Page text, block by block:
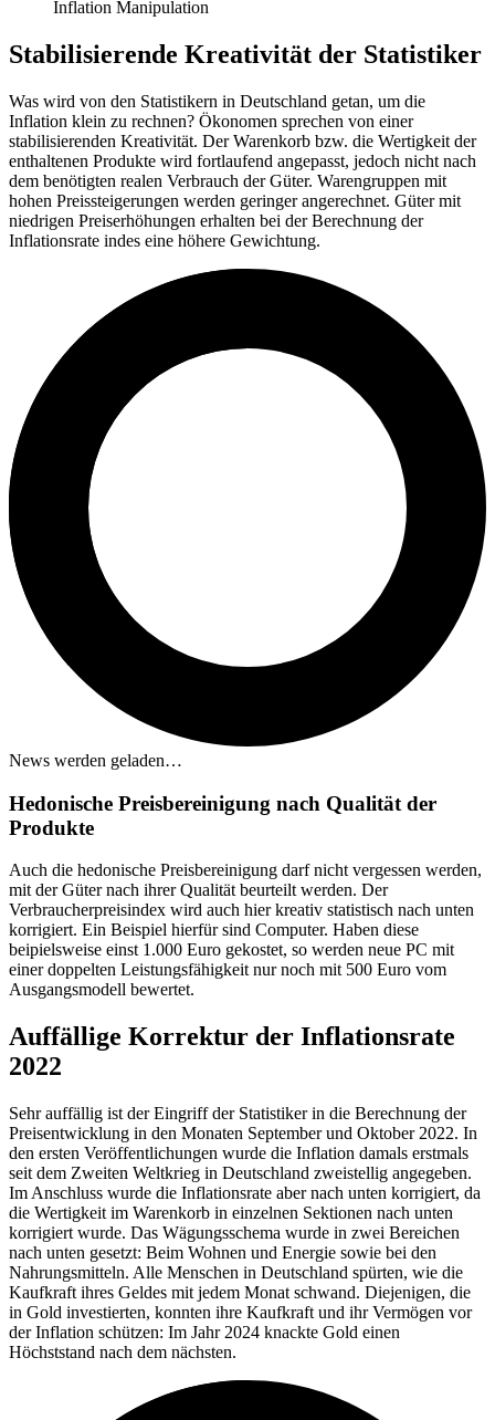
Inflation Manipulation
Stabilisierende Kreativität der Statistiker
Was wird von den Statistikern in Deutschland getan, um die
Inflation klein zu rechnen? Ökonomen sprechen von einer
stabilisierenden Kreativität. Der Warenkorb bzw. die Wertigkeit der
enthaltenen Produkte wird fortlaufend angepasst, jedoch nicht nach
dem benötigten realen Verbrauch der Güter. Warengruppen mit
hohen Preissteigerungen werden geringer angerechnet. Güter mit
niedrigen Preiserhöhungen erhalten bei der Berechnung der
Inflationsrate indes eine höhere Gewichtung.
News werden geladen…
Hedonische Preisbereinigung nach Qualität der
Produkte
Auch die hedonische Preisbereinigung darf nicht vergessen werden,
mit der Güter nach ihrer Qualität beurteilt werden. Der
Verbraucherpreisindex wird auch hier kreativ statistisch nach unten
korrigiert. Ein Beispiel hierfür sind Computer. Haben diese
beipielsweise einst 1.000 Euro gekostet, so werden neue PC mit
einer doppelten Leistungsfähigkeit nur noch mit 500 Euro vom
Ausgangsmodell bewertet.
Auffällige Korrektur der Inflationsrate
2022
Sehr auffällig ist der Eingriff der Statistiker in die Berechnung der
Preisentwicklung in den Monaten September und Oktober 2022. In
den ersten Veröffentlichungen wurde die Inflation damals erstmals
seit dem Zweiten Weltkrieg in Deutschland zweistellig angegeben.
Im Anschluss wurde die Inflationsrate aber nach unten korrigiert, da
die Wertigkeit im Warenkorb in einzelnen Sektionen nach unten
korrigiert wurde. Das Wägungsschema wurde in zwei Bereichen
nach unten gesetzt: Beim Wohnen und Energie sowie bei den
Nahrungsmitteln. Alle Menschen in Deutschland spürten, wie die
Kaufkraft ihres Geldes mit jedem Monat schwand. Diejenigen, die
in Gold investierten, konnten ihre Kaufkraft und ihr Vermögen vor
der Inflation schützen: Im Jahr 2024 knackte Gold einen
Höchststand nach dem nächsten.